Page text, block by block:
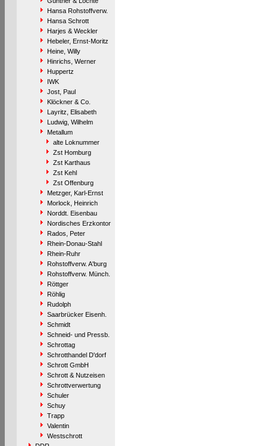
Hansa Rohstoffverw.
Hansa Schrott
Harjes & Weckler
Hebeler, Ernst-Moritz
Heine, Willy
Hinrichs, Werner
Huppertz
IWK
Jost, Paul
Klöckner & Co.
Layritz, Elisabeth
Ludwig, Wilhelm
Metallum
alte Loknummer
Zst Homburg
Zst Karthaus
Zst Kehl
Zst Offenburg
Metzger, Karl-Ernst
Morlock, Heinrich
Norddt. Eisenbau
Nordisches Erzkontor
Rados, Peter
Rhein-Donau-Stahl
Rhein-Ruhr
Rohstoffverw. A'burg
Rohstoffverw. Münch.
Röttger
Röhlig
Rudolph
Saarbrücker Eisenh.
Schmidt
Schneid- und Pressb.
Schrottag
Schrotthandel D'dorf
Schrott GmbH
Schrott & Nutzeisen
Schrottverwertung
Schuler
Schuy
Trapp
Valentin
Westschrott